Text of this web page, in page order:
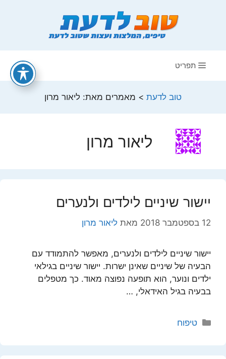
תפריט
טוב לדעת > מאמרים מאת: ליאור מרון
ליאור מרון
יישור שיניים לילדים ולנערים
12 בספטמבר 2018 מאת ליאור מרון
יישור שיניים לילדים ולנערים, מאפשר להתמודד עם
הבעיה של שיניים שאינן ישרות. יישור שיניים בגילאי
ילדים ונוער, הוא תופעה נפוצה מאוד. כך מטפלים
בבעיה בגיל האידאלי, …
קטגוריות
טיפוח